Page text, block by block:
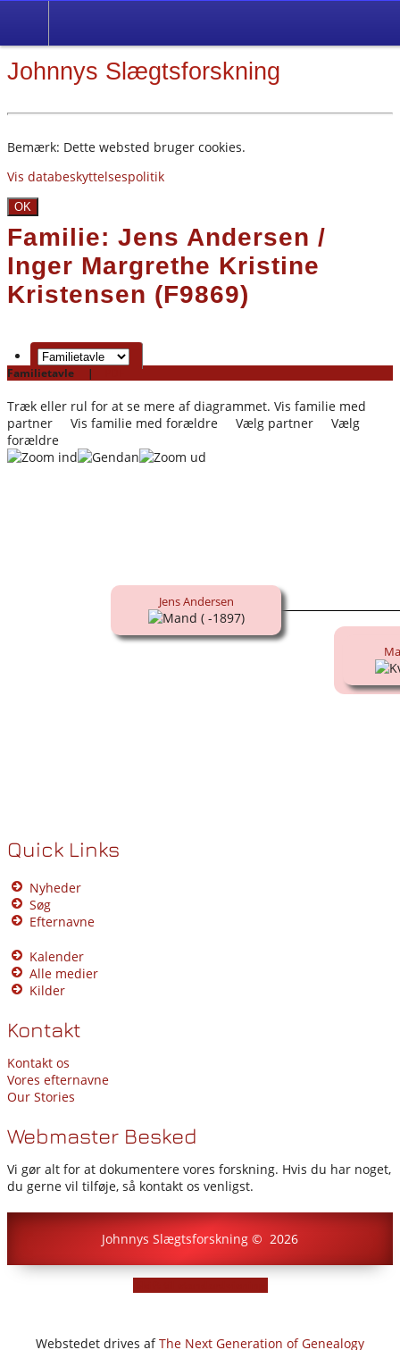
Johnnys Slægtsforskning
Bemærk: Dette websted bruger cookies.
Vis databeskyttelsespolitik
OK
Familie: Jens Andersen /
Inger Margrethe Kristine
Kristensen (F9869)
Familietavle |
Træk eller rul for at se mere af diagrammet. Vis familie med
partner
Vis familie med forældre Vælg partner
Vælg
forældre
Jens Andersen
( -1897)
Quick Links
Nyheder
Søg
Efternavne
Kalender
Alle medier
Kilder
Kontakt
Kontakt os
Vores efternavne
Our Stories
Webmaster Besked
Vi gør alt for at dokumentere vores forskning. Hvis du har noget,
du gerne vil tilføje, så kontakt os venligst.
Johnnys Slægtsforskning © 2026
Webstedet drives afThe Next Generation of Genealogy